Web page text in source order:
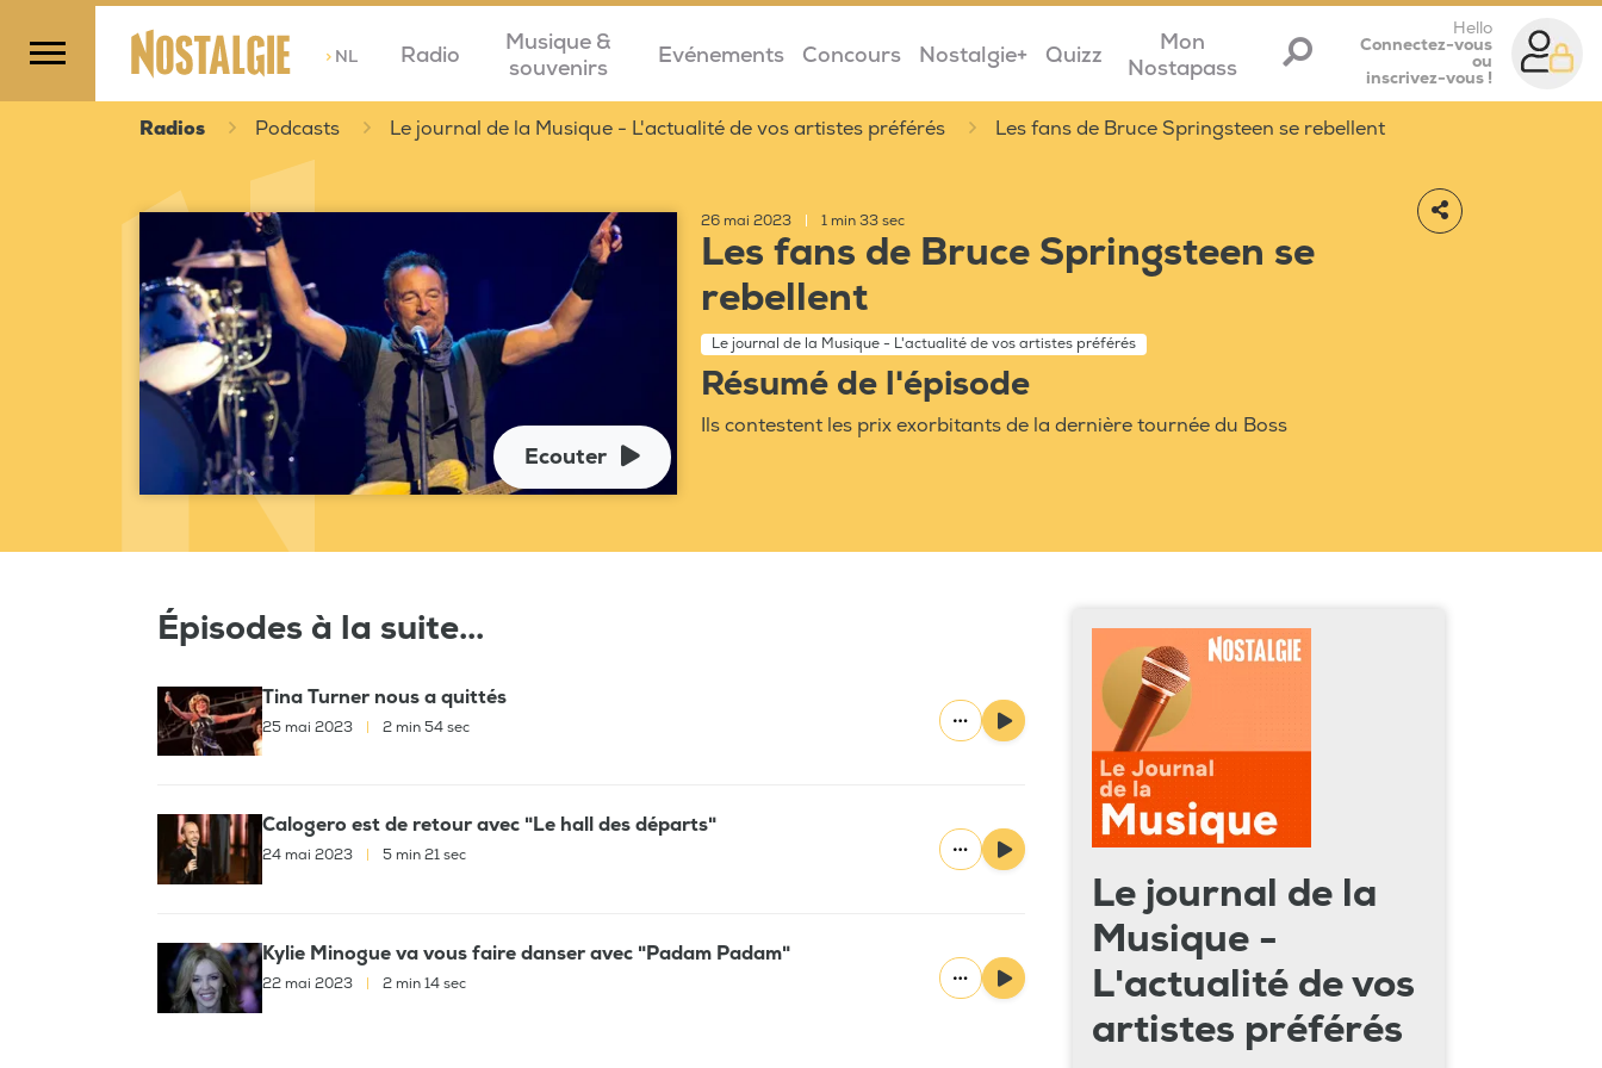
>NL Radio
Musique &
souvenirs
Evénements Concours Nostalgie+ Quizz
Mon
Nostapass
Hello
Connectez-vous
ou
inscrivez-vous !
Radios Podcasts Le journal de la Musique - L'actualité de vos artistes préférés Les fans de Bruce Springsteen se rebellent
Ecouter
26 mai 2023 1 min 33 sec
Les fans de Bruce Springsteen se
rebellent
Le journal de la Musique - L'actualité de vos artistes préférés
Résumé de l'épisode
Ils contestent les prix exorbitants de la dernière tournée du Boss
Épisodes à la suite...
Tina Turner nous a quittés
25 mai 2023 | 2 min 54 sec
Calogero est de retour avec "Le hall des départs"
24 mai 2023 5 min 21 sec
Kylie Minogue va vous faire danser avec "Padam Padam"
22 mai 2023 2 min 14 sec
Le journal de la
Musique -
L'actualité de vos
artistes préférés